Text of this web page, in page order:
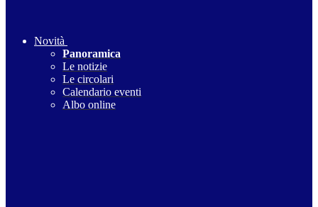
Novità
Panoramica
Le notizie
Le circolari
Calendario eventi
Albo online